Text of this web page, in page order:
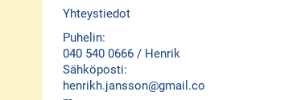
Yhteystiedot
Puhelin:
040 540 0666 / Henrik
Sähköposti:
henrikh.jansson@gmail.co